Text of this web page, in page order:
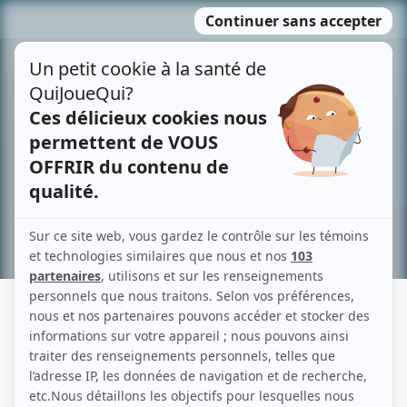
MENU
contenu
Recherche avancée »
GORDON DAY
Liens
Fiche de Gordon Day sur Showbizz.net